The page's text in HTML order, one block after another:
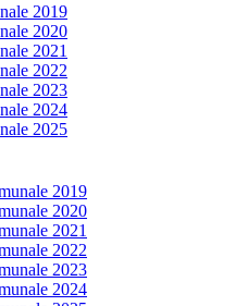
2019
2020
2021
2022
2023
2024
2025
2019
2020
2021
2022
2023
2024